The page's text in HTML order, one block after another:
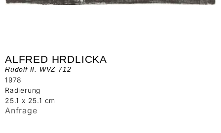
ALFRED HRDLICKA
Rudolf II. WVZ 712
1978
Radierung
25.1 x 25.1 cm
Anfrage